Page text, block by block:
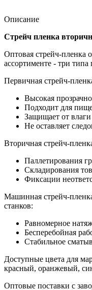
Описание
Стрейч пленка
Оптовая стрейч-пленка
ассортименте - три типа
Первичная стрейч-
Высокая
Подходит для
Защищает от
Не оставляет
Вторичная стрейч-
Паллетирования
Складирования
Фиксации
Машинная стрейч-
станков:
Равномерное
Бесперебойная
Стабильное
Доступные цвета для
красный, оранжевый,
Оптовые поставки с